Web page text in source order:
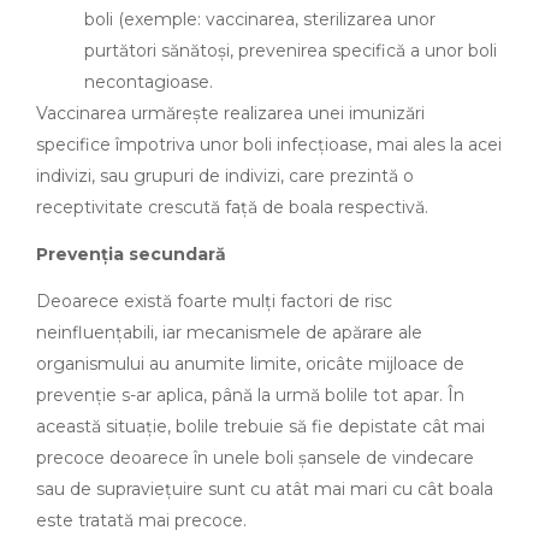
boli (exemple: vaccinarea, sterilizarea unor
purtători sănătoși, prevenirea specifică a unor boli
necontagioase.
Vaccinarea urmărește realizarea unei imunizări
specifice împotriva unor boli infecțioase, mai ales la acei
indivizi, sau grupuri de indivizi, care prezintă o
receptivitate crescută față de boala respectivă.
Prevenția secundară
Deoarece există foarte mulți factori de risc
neinfluențabili, iar mecanismele de apărare ale
organismului au anumite limite, oricâte mijloace de
prevenție s-ar aplica, până la urmă bolile tot apar. În
această situație, bolile trebuie să fie depistate cât mai
precoce deoarece în unele boli șansele de vindecare
sau de supraviețuire sunt cu atât mai mari cu cât boala
este tratată mai precoce.